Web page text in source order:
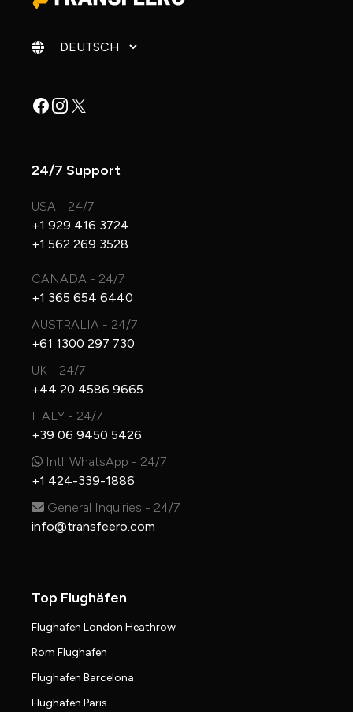
Sprache ändern
Facebook
Instagram
X
24/7 Support
USA - 24/7
+1 929 416 3724
+1 562 269 3528
CANADA - 24/7
+1 365 654 6440
AUSTRALIA - 24/7
+61 1300 297 730
UK - 24/7
+44 20 4586 9665
ITALY - 24/7
+39 06 9450 5426
Intl. WhatsApp - 24/7
+1 424-339-1886
General Inquiries - 24/7
info@transfeero.com
Top Flughäfen
Flughafen London Heathrow
Rom Flughafen
Flughafen Barcelona
Flughafen Paris